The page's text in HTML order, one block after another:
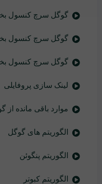
گوگل سرچ کنسول
گوگل سرچ کنسول
گوگل سرچ کنسول
لینک سازی پروفایلی
موارد باقی مانده
الگوریتم های گوگل
الگوریتم پنگوئن
الگوریتم کبوتر